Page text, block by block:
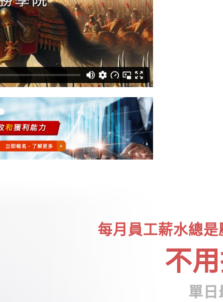
每月員工薪水總
不
單日